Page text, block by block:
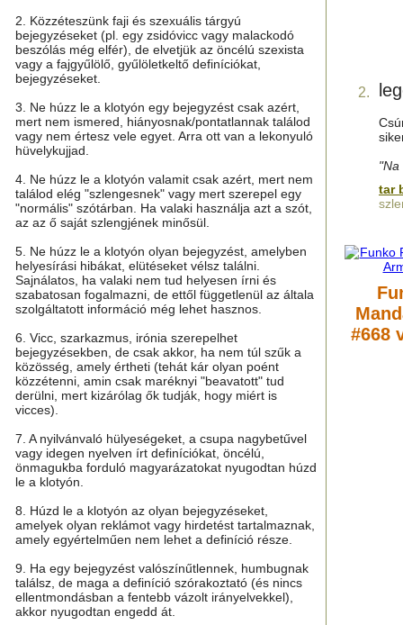
2. Közzéteszünk faji és szexuális tárgyú
bejegyzéseket (pl. egy zsidóvicc vagy malackodó
beszólás még elfér), de elvetjük az öncélú szexista
vagy a fajgyűlölő, gyűlöletkeltő definíciókat,
bejegyzéseket.
3. Ne húzz le a klotyón egy bejegyzést csak azért,
mert nem ismered, hiányosnak/pontatlannak találod
vagy nem értesz vele egyet. Arra ott van a lekonyuló
hüvelykujjad.
4. Ne húzz le a klotyón valamit csak azért, mert nem
találod elég "szlengesnek" vagy mert szerepel egy
"normális" szótárban. Ha valaki használja azt a szót,
az az ő saját szlengjének minősül.
5. Ne húzz le a klotyón olyan bejegyzést, amelyben
helyesírási hibákat, elütéseket vélsz találni.
Sajnálatos, ha valaki nem tud helyesen írni és
szabatosan fogalmazni, de ettől függetlenül az általa
szolgáltatott információ még lehet hasznos.
6. Vicc, szarkazmus, irónia szerepelhet
bejegyzésekben, de csak akkor, ha nem túl szűk a
közösség, amely értheti (tehát kár olyan poént
közzétenni, amin csak maréknyi "beavatott" tud
derülni, mert kizárólag ők tudják, hogy miért is
vicces).
7. A nyilvánvaló hülyeségeket, a csupa nagybetűvel
vagy idegen nyelven írt definíciókat, öncélú,
önmagukba forduló magyarázatokat nyugodtan húzd
le a klotyón.
8. Húzd le a klotyón az olyan bejegyzéseket,
amelyek olyan reklámot vagy hirdetést tartalmaznak,
amely egyértelműen nem lehet a definíció része.
9. Ha egy bejegyzést valószínűtlennek, humbugnak
találsz, de maga a definíció szórakoztató (és nincs
ellentmondásban a fentebb vázolt irányelvekkel),
akkor nyugodtan engedd át.
2.
tar
#668